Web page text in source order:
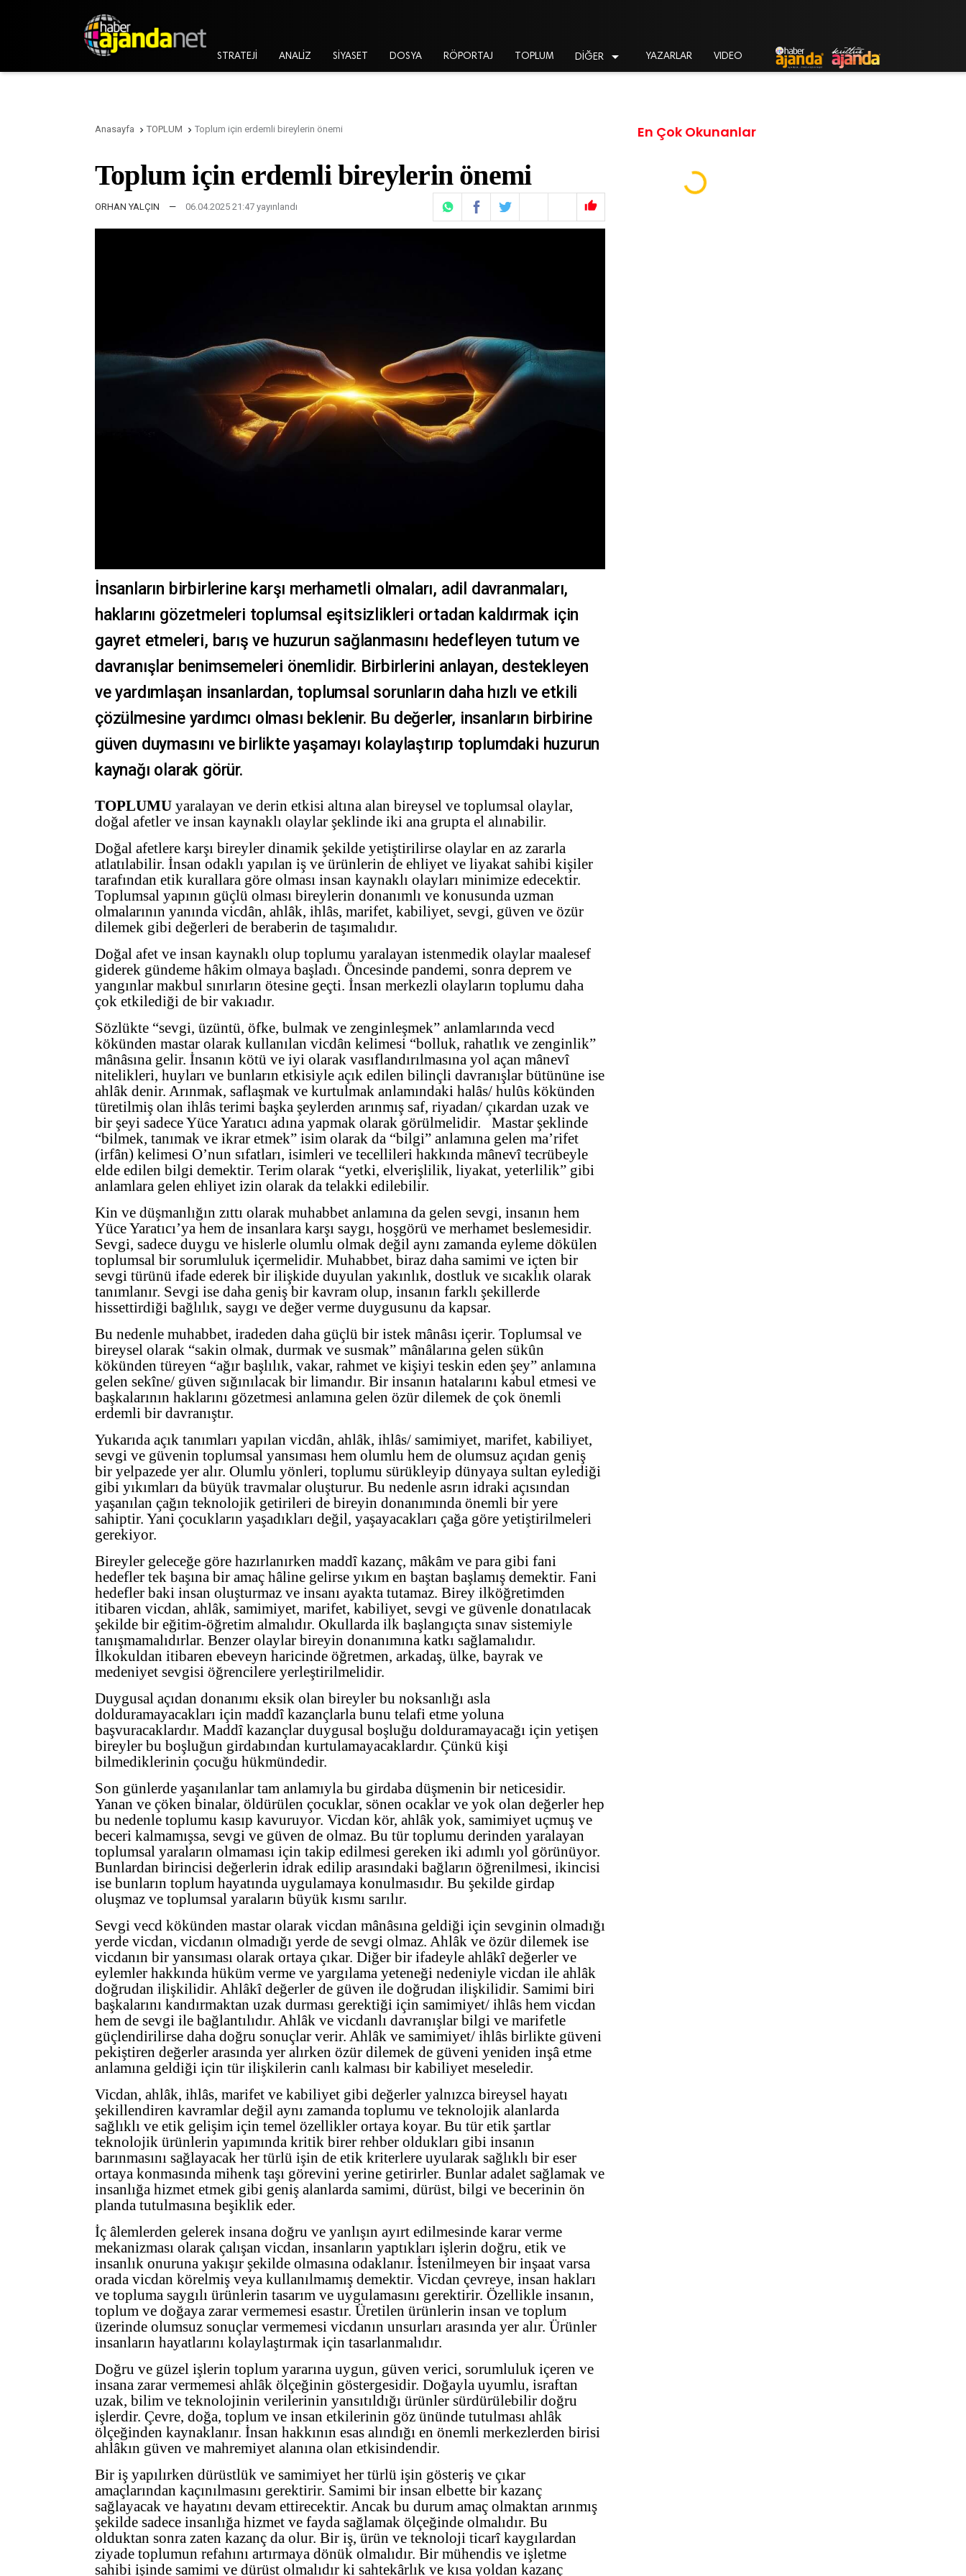
STRATEJİ ANALİZ SİYASET DOSYA RÖPORTAJ TOPLUM DİĞER  YAZARLAR VIDEO
Anasayfa  TOPLUM  Toplum için erdemli bireylerin önemi
Toplum için erdemli bireylerin önemi
ORHAN YALÇIN — 06.04.2025 21:47 yayınlandı 
İnsanların birbirlerine karşı merhametli olmaları, adil davranmaları,
haklarını gözetmeleri toplumsal eşitsizlikleri ortadan kaldırmak için
gayret etmeleri, barış ve huzurun sağlanmasını hedefleyen tutum ve
davranışlar benimsemeleri önemlidir. Birbirlerini anlayan, destekleyen
ve yardımlaşan insanlardan, toplumsal sorunların daha hızlı ve etkili
çözülmesine yardımcı olması beklenir. Bu değerler, insanların birbirine
güven duymasını ve birlikte yaşamayı kolaylaştırıp toplumdaki huzurun
kaynağı olarak görür.
TOPLUMU yaralayan ve derin etkisi altına alan bireysel ve toplumsal olaylar,
doğal afetler ve insan kaynaklı olaylar şeklinde iki ana grupta el alınabilir.
Doğal afetlere karşı bireyler dinamik şekilde yetiştirilirse olaylar en az zararla
atlatılabilir. İnsan odaklı yapılan iş ve ürünlerin de ehliyet ve liyakat sahibi kişiler
tarafından etik kurallara göre olması insan kaynaklı olayları minimize edecektir.
Toplumsal yapının güçlü olması bireylerin donanımlı ve konusunda uzman
olmalarının yanında vicdân, ahlâk, ihlâs, marifet, kabiliyet, sevgi, güven ve özür
dilemek gibi değerleri de beraberin de taşımalıdır.
Doğal afet ve insan kaynaklı olup toplumu yaralayan istenmedik olaylar maalesef
giderek gündeme hâkim olmaya başladı. Öncesinde pandemi, sonra deprem ve
yangınlar makbul sınırların ötesine geçti. İnsan merkezli olayların toplumu daha
çok etkilediği de bir vakıadır.
Sözlükte “sevgi, üzüntü, öfke, bulmak ve zenginleşmek” anlamlarında vecd
kökünden mastar olarak kullanılan vicdân kelimesi “bolluk, rahatlık ve zenginlik”
mânâsına gelir. İnsanın kötü ve iyi olarak vasıflandırılmasına yol açan mânevî
nitelikleri, huyları ve bunların etkisiyle açık edilen bilinçli davranışlar bütününe ise
ahlâk denir. Arınmak, saflaşmak ve kurtulmak anlamındaki halâs/ hulûs kökünden
türetilmiş olan ihlâs terimi başka şeylerden arınmış saf, riyadan/ çıkardan uzak ve
bir şeyi sadece Yüce Yaratıcı adına yapmak olarak görülmelidir. Mastar şeklinde
“bilmek, tanımak ve ikrar etmek” isim olarak da “bilgi” anlamına gelen ma’rifet
(irfân) kelimesi O’nun sıfatları, isimleri ve tecellileri hakkında mânevî tecrübeyle
elde edilen bilgi demektir. Terim olarak “yetki, elverişlilik, liyakat, yeterlilik” gibi
anlamlara gelen ehliyet izin olarak da telakki edilebilir.
Kin ve düşmanlığın zıttı olarak muhabbet anlamına da gelen sevgi, insanın hem
Yüce Yaratıcı’ya hem de insanlara karşı saygı, hoşgörü ve merhamet beslemesidir.
Sevgi, sadece duygu ve hislerle olumlu olmak değil aynı zamanda eyleme dökülen
toplumsal bir sorumluluk içermelidir. Muhabbet, biraz daha samimi ve içten bir
sevgi türünü ifade ederek bir ilişkide duyulan yakınlık, dostluk ve sıcaklık olarak
tanımlanır. Sevgi ise daha geniş bir kavram olup, insanın farklı şekillerde
hissettirdiği bağlılık, saygı ve değer verme duygusunu da kapsar.
Bu nedenle muhabbet, iradeden daha güçlü bir istek mânâsı içerir. Toplumsal ve
bireysel olarak “sakin olmak, durmak ve susmak” mânâlarına gelen sükûn
kökünden türeyen “ağır başlılık, vakar, rahmet ve kişiyi teskin eden şey” anlamına
gelen sekîne/ güven sığınılacak bir limandır. Bir insanın hatalarını kabul etmesi ve
başkalarının haklarını gözetmesi anlamına gelen özür dilemek de çok önemli
erdemli bir davranıştır.
Yukarıda açık tanımları yapılan vicdân, ahlâk, ihlâs/ samimiyet, marifet, kabiliyet,
sevgi ve güvenin toplumsal yansıması hem olumlu hem de olumsuz açıdan geniş
bir yelpazede yer alır. Olumlu yönleri, toplumu sürükleyip dünyaya sultan eylediği
gibi yıkımları da büyük travmalar oluşturur. Bu nedenle asrın idraki açısından
yaşanılan çağın teknolojik getirileri de bireyin donanımında önemli bir yere
sahiptir. Yani çocukların yaşadıkları değil, yaşayacakları çağa göre yetiştirilmeleri
gerekiyor.
Bireyler geleceğe göre hazırlanırken maddî kazanç, mâkâm ve para gibi fani
hedefler tek başına bir amaç hâline gelirse yıkım en baştan başlamış demektir. Fani
hedefler baki insan oluşturmaz ve insanı ayakta tutamaz. Birey ilköğretimden
itibaren vicdan, ahlâk, samimiyet, marifet, kabiliyet, sevgi ve güvenle donatılacak
şekilde bir eğitim-öğretim almalıdır. Okullarda ilk başlangıçta sınav sistemiyle
tanışmamalıdırlar. Benzer olaylar bireyin donanımına katkı sağlamalıdır.
İlkokuldan itibaren ebeveyn haricinde öğretmen, arkadaş, ülke, bayrak ve
medeniyet sevgisi öğrencilere yerleştirilmelidir.
Duygusal açıdan donanımı eksik olan bireyler bu noksanlığı asla
dolduramayacakları için maddî kazançlarla bunu telafi etme yoluna
başvuracaklardır. Maddî kazançlar duygusal boşluğu dolduramayacağı için yetişen
bireyler bu boşluğun girdabından kurtulamayacaklardır. Çünkü kişi
bilmediklerinin çocuğu hükmündedir.
Son günlerde yaşanılanlar tam anlamıyla bu girdaba düşmenin bir neticesidir.
Yanan ve çöken binalar, öldürülen çocuklar, sönen ocaklar ve yok olan değerler hep
bu nedenle toplumu kasıp kavuruyor. Vicdan kör, ahlâk yok, samimiyet uçmuş ve
beceri kalmamışsa, sevgi ve güven de olmaz. Bu tür toplumu derinden yaralayan
toplumsal yaraların olmaması için takip edilmesi gereken iki adımlı yol görünüyor.
Bunlardan birincisi değerlerin idrak edilip arasındaki bağların öğrenilmesi, ikincisi
ise bunların toplum hayatında uygulamaya konulmasıdır. Bu şekilde girdap
oluşmaz ve toplumsal yaraların büyük kısmı sarılır.
Sevgi vecd kökünden mastar olarak vicdan mânâsına geldiği için sevginin olmadığı
yerde vicdan, vicdanın olmadığı yerde de sevgi olmaz. Ahlâk ve özür dilemek ise
vicdanın bir yansıması olarak ortaya çıkar. Diğer bir ifadeyle ahlâkî değerler ve
eylemler hakkında hüküm verme ve yargılama yeteneği nedeniyle vicdan ile ahlâk
doğrudan ilişkilidir. Ahlâkî değerler de güven ile doğrudan ilişkilidir. Samimi biri
başkalarını kandırmaktan uzak durması gerektiği için samimiyet/ ihlâs hem vicdan
hem de sevgi ile bağlantılıdır. Ahlâk ve vicdanlı davranışlar bilgi ve marifetle
güçlendirilirse daha doğru sonuçlar verir. Ahlâk ve samimiyet/ ihlâs birlikte güveni
pekiştiren değerler arasında yer alırken özür dilemek de güveni yeniden inşâ etme
anlamına geldiği için tür ilişkilerin canlı kalması bir kabiliyet meseledir.
Vicdan, ahlâk, ihlâs, marifet ve kabiliyet gibi değerler yalnızca bireysel hayatı
şekillendiren kavramlar değil aynı zamanda toplumu ve teknolojik alanlarda
sağlıklı ve etik gelişim için temel özellikler ortaya koyar. Bu tür etik şartlar
teknolojik ürünlerin yapımında kritik birer rehber oldukları gibi insanın
barınmasını sağlayacak her türlü işin de etik kriterlere uyularak sağlıklı bir eser
ortaya konmasında mihenk taşı görevini yerine getirirler. Bunlar adalet sağlamak ve
insanlığa hizmet etmek gibi geniş alanlarda samimi, dürüst, bilgi ve becerinin ön
planda tutulmasına beşiklik eder.
İç âlemlerden gelerek insana doğru ve yanlışın ayırt edilmesinde karar verme
mekanizması olarak çalışan vicdan, insanların yaptıkları işlerin doğru, etik ve
insanlık onuruna yakışır şekilde olmasına odaklanır. İstenilmeyen bir inşaat varsa
orada vicdan körelmiş veya kullanılmamış demektir. Vicdan çevreye, insan hakları
ve topluma saygılı ürünlerin tasarım ve uygulamasını gerektirir. Özellikle insanın,
toplum ve doğaya zarar vermemesi esastır. Üretilen ürünlerin insan ve toplum
üzerinde olumsuz sonuçlar vermemesi vicdanın unsurları arasında yer alır. Ürünler
insanların hayatlarını kolaylaştırmak için tasarlanmalıdır.
Doğru ve güzel işlerin toplum yararına uygun, güven verici, sorumluluk içeren ve
insana zarar vermemesi ahlâk ölçeğinin göstergesidir. Doğayla uyumlu, israftan
uzak, bilim ve teknolojinin verilerinin yansıtıldığı ürünler sürdürülebilir doğru
işlerdir. Çevre, doğa, toplum ve insan etkilerinin göz ününde tutulması ahlâk
ölçeğinden kaynaklanır. İnsan hakkının esas alındığı en önemli merkezlerden birisi
ahlâkın güven ve mahremiyet alanına olan etkisindendir.
Bir iş yapılırken dürüstlük ve samimiyet her türlü işin gösteriş ve çıkar
amaçlarından kaçınılmasını gerektirir. Samimi bir insan elbette bir kazanç
sağlayacak ve hayatını devam ettirecektir. Ancak bu durum amaç olmaktan arınmış
şekilde sadece insanlığa hizmet ve fayda sağlamak ölçeğinde olmalıdır. Bu
olduktan sonra zaten kazanç da olur. Bir iş, ürün ve teknoloji ticarî kaygılardan
ziyade toplumun refahını artırmaya dönük olmalıdır. Bir mühendis ve işletme
sahibi işinde samimi ve dürüst olmalıdır ki sahtekârlık ve kısa yoldan kazanç
En Çok Okunanlar
Loading...